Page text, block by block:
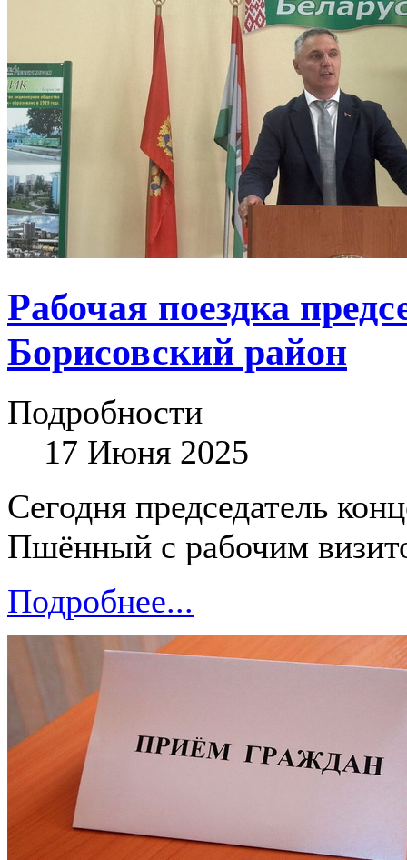
Рабочая поездка
Борисовский район
Подробности
17 Июня 2025
Сегодня председатель
Пшённый с рабочим
Подробнее...